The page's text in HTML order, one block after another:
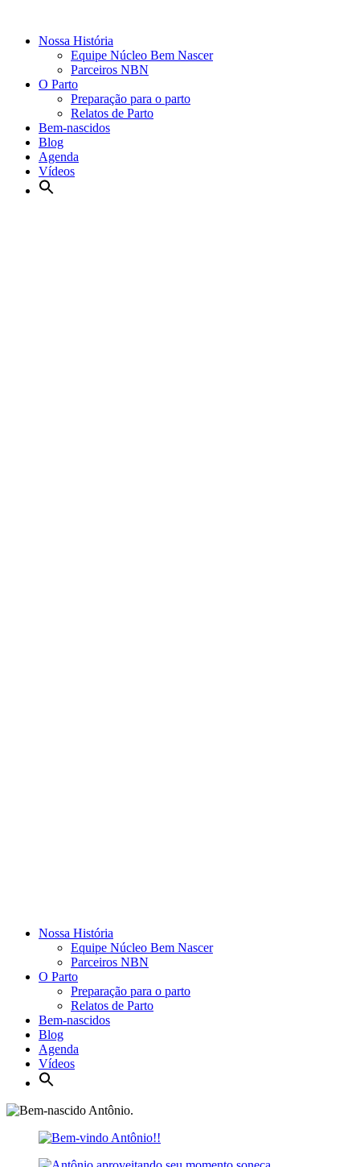
Nossa História
Equipe Núcleo Bem Nascer
Parceiros NBN
O Parto
Preparação para o parto
Relatos de Parto
Bem-nascidos
Blog
Agenda
Vídeos
Nossa História
Equipe Núcleo Bem Nascer
Parceiros NBN
O Parto
Preparação para o parto
Relatos de Parto
Bem-nascidos
Blog
Agenda
Vídeos